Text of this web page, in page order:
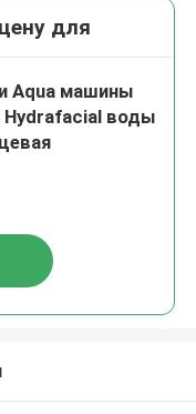
для
Aqua машины
Hydrafacial воды